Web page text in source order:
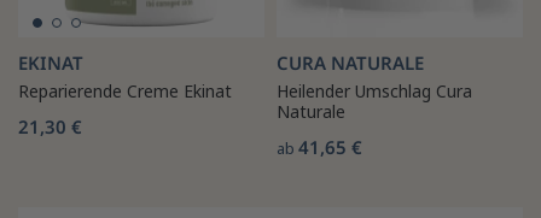
EKINAT
Reparierende Creme Ekinat
21,30 €
CURA NATURALE
Heilender Umschlag Cura
Naturale
ab 41,65 €